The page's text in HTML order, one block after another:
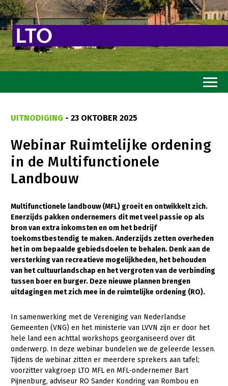
Goed eten
Mooi groen
Sterk ondernemerschap
Transitiepaden
Thema’s
Gezonde planten
Gezonde dieren
Natuur, klimaat en energie
Platteland en omgeving
Mens, ondernemerschap en onderwijs
Internationaal
Sectoren
UITNODIGING - 23 OKTOBER 2025
Webinar Ruimtelijke ordening
in de Multifunctionele
Landbouw
Multifunctionele landbouw (MFL) groeit en ontwikkelt zich.
Enerzijds pakken ondernemers dit met veel passie op als
bron van extra inkomsten en om het bedrijf
toekomstbestendig te maken. Anderzijds zetten overheden
het in om bepaalde gebiedsdoelen te behalen. Denk aan de
versterking van recreatieve mogelijkheden, het behouden
van het cultuurlandschap en het vergroten van de verbinding
tussen boer en burger. Deze nieuwe plannen brengen
uitdagingen met zich mee in de ruimtelijke ordening (RO).
In samenwerking met de Vereniging van Nederlandse
Gemeenten (VNG) en het ministerie van LVVN zijn er door het
hele land een achttal workshops georganiseerd over dit
onderwerp. In deze webinar bundelen we de geleerde lessen.
Tijdens de webinar zitten er meerdere sprekers aan tafel;
voorzitter vakgroep LTO MFL en MFL-ondernemer Bart
Pijnenburg, adviseur RO Sander Kondring van Rombou en